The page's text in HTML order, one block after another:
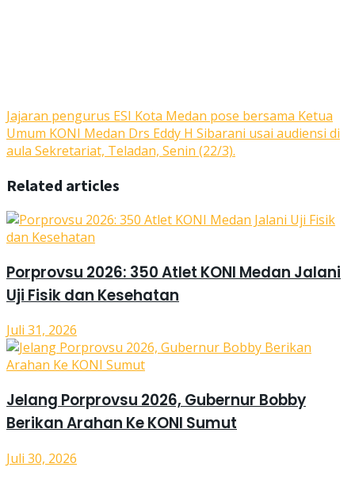
Jajaran pengurus ESI Kota Medan pose bersama Ketua
Umum KONI Medan Drs Eddy H Sibarani usai audiensi di
aula Sekretariat, Teladan, Senin (22/3).
Related articles
Porprovsu 2026: 350 Atlet KONI Medan Jalani
Uji Fisik dan Kesehatan
Juli 31, 2026
Jelang Porprovsu 2026, Gubernur Bobby
Berikan Arahan Ke KONI Sumut
Juli 30, 2026